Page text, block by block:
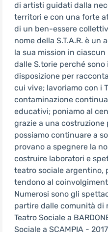
di artisti guidati dalla
territori e con una forte
di un ben-essere
nome della S.T.A.R. è
la sua mission in
dalle S.torie perché sono
disposizione per
cui vive; lavoriamo con i
contaminazione
educativi; poniamo al
grazie a una
possiamo continuare a
provano a spegnere la
costruire laboratori e
teatro sociale argentino,
tendono al
Numerosi sono gli
partire dalle comunità di
Teatro Sociale a
Sociale a SCAMPIA -